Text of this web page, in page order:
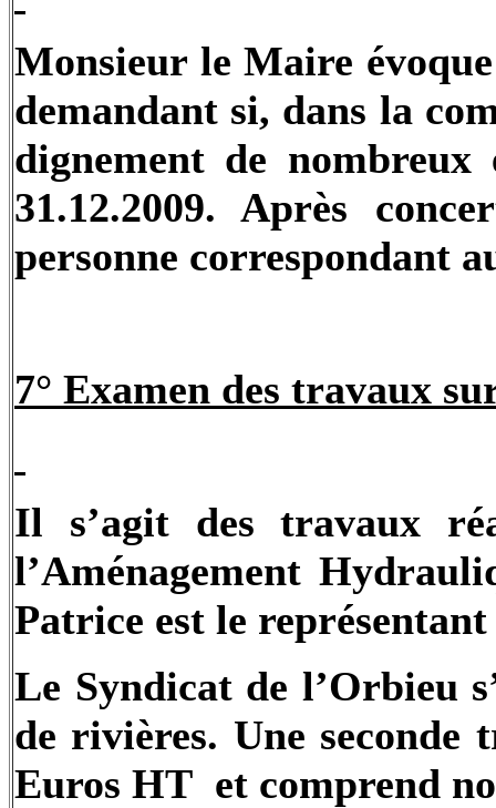
Monsieur le Maire
demandant si, dans la
dignement de
31.12.2009. Après
personne correspondant
7° Examen des travaux
Il s’agit des travaux
l’Aménagement
Patrice est le
Le Syndicat de l’Orbieu
de rivières. Une seconde
Euros HT et comprend